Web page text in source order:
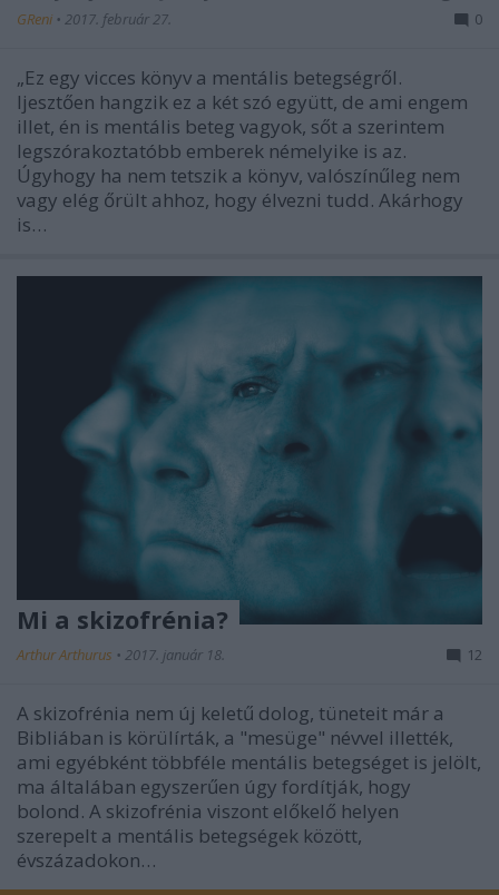
GReni • 2017. február 27. 0
„Ez egy vicces könyv a mentális betegségről.
Ijesztően hangzik ez a két szó együtt, de ami engem
illet, én is mentális beteg vagyok, sőt a szerintem
legszórakoztatóbb emberek némelyike is az.
Úgyhogy ha nem tetszik a könyv, valószínűleg nem
vagy elég őrült ahhoz, hogy élvezni tudd. Akárhogy
is…
Mi a skizofrénia?
Arthur Arthurus • 2017. január 18. 12
A skizofrénia nem új keletű dolog, tüneteit már a
Bibliában is körülírták, a "mesüge" névvel illették,
ami egyébként többféle mentális betegséget is jelölt,
ma általában egyszerűen úgy fordítják, hogy
bolond. A skizofrénia viszont előkelő helyen
szerepelt a mentális betegségek között,
évszázadokon…